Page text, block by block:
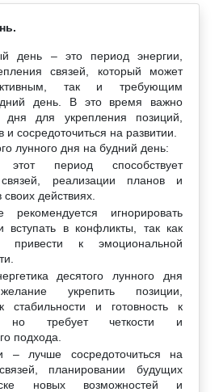
день – это период энергии,
связей, который может
так и требующим
день. В это время важно
дня для укрепления позиций,
и сосредоточиться на развитии.
лунного дня на будний день:
период способствует
реализации планов и
действиях.
игнорировать
вступать в конфликты, так как
привести к эмоциональной
десятого лунного дня
укрепить позиции,
стабильности и готовность к
но требует четкости и
подхода.
– лучше сосредоточиться на
планировании будущих
новых возможностей и